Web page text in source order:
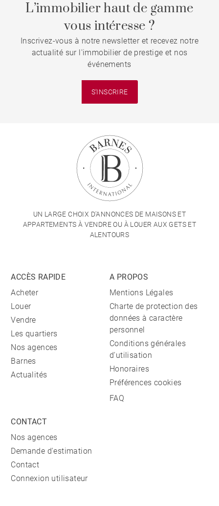
L’immobilier haut de gamme
vous intéresse ?
Inscrivez-vous à notre newsletter et recevez notre
actualité sur l'immobilier de prestige et nos
événements
S'INSCRIRE
UN LARGE CHOIX D'ANNONCES DE MAISONS ET
APPARTEMENTS À VENDRE OU À LOUER AUX GETS ET
ALENTOURS
ACCÈS RAPIDE
Acheter
Louer
Vendre
Les quartiers
Nos agences
Barnes
Actualités
A PROPOS
Mentions Légales
Charte de protection des
données à caractère
personnel
Conditions générales
d'utilisation
Honoraires
Préférences cookies
FAQ
CONTACT
Nos agences
Demande d'estimation
Contact
Connexion utilisateur